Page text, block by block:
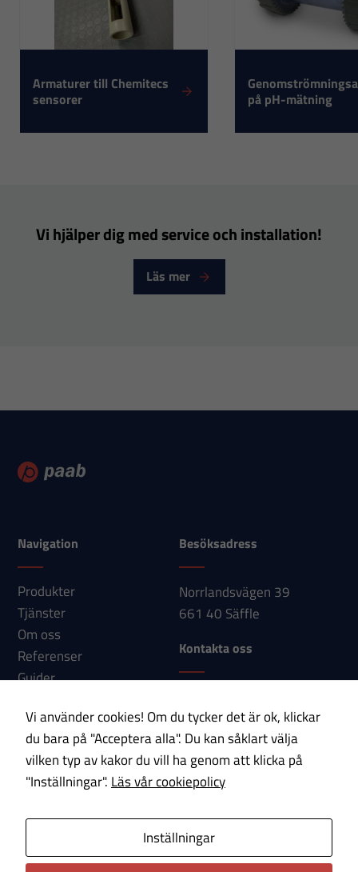
Armaturer till Chemitecs
sensorer
på pH-mätning
Vi hjälper dig med service och installation!
Läs mer
Navigation
Produkter
Tjänster
Om oss
Referenser
Guider
Kontakt
Besöksadress
Norrlandsvägen 39
661 40 Säffle
Kontakta oss
E-post:
info@paab.com
Prenumerera på vårt nyhetsbrev!
Vi använder cookies! Om du tycker det är ok, klickar
du bara på "Acceptera alla". Du kan såklart välja
vilken typ av kakor du vill ha genom att klicka på
"Inställningar". Läs vår cookiepolicy
Inställningar
Nödvändiga
cookies går
inte att välja
förbättra
och
uppbyggnad,
baserat på
hemsidan
Upplevelse
För att vår
bra som